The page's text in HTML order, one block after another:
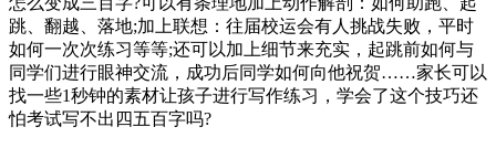
跳、翻越、落地;加上联想：往届校运会有人挑战失败，平时
如何一次次练习等等;还可以加上细节来充实，起跳前如何与
同学们进行眼神交流，成功后同学如何向他祝贺……家长可以
找一些1秒钟的素材让孩子进行写作练习，学会了这个技巧还
怕考试写不出四五百字吗?